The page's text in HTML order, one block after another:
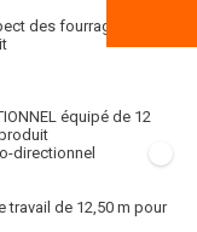
des fourrages,
équipé de 12
directionnel
travail de 12,50 m pour